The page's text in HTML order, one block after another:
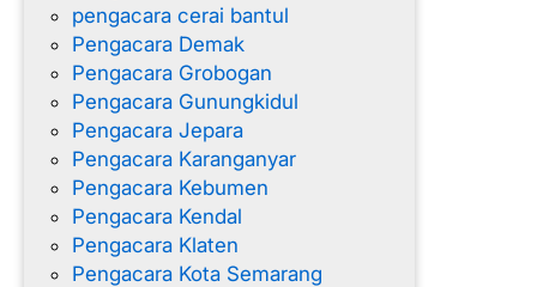
pengacara cerai bantul
Pengacara Demak
Pengacara Grobogan
Pengacara Gunungkidul
Pengacara Jepara
Pengacara Karanganyar
Pengacara Kebumen
Pengacara Kendal
Pengacara Klaten
Pengacara Kota Semarang